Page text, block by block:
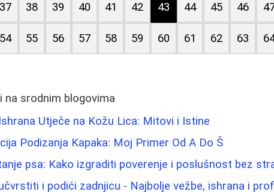
37 38 39 40 41 42 43 44 45 46
54 55 56 57 58 59 60 61 62 63
na srodnim blogovima
Utječe na Kožu Lica: Mitovi i Istine
Podizanja Kapaka: Moj Primer Od A Do Š
psa: Kako izgraditi poverenje i poslušnost bez
i podići zadnjicu - Najbolje vežbe, ishrana i